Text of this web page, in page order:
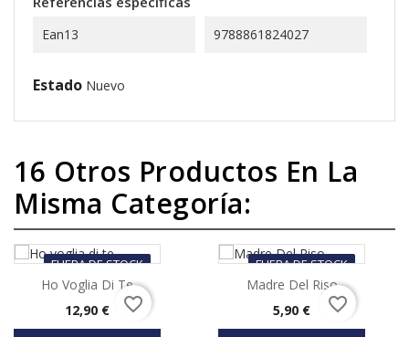
Ean13 9788861824027
Estado Nuevo
16 Otros Productos En La
Misma Categoría:
FUERA DE STOCK
Ho Voglia Di Te
Precio
12,90 € favorite_border
FUERA DE STOCK
Madre Del Riso
Precio
5,90 € favorite_border